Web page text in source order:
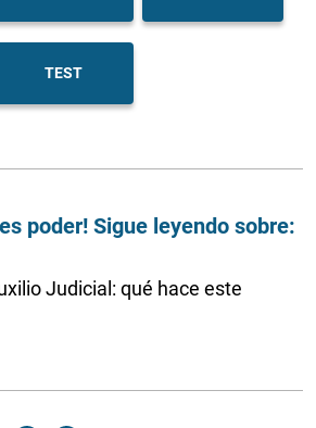
TEST
poder! Sigue leyendo sobre:
Judicial: qué hace este